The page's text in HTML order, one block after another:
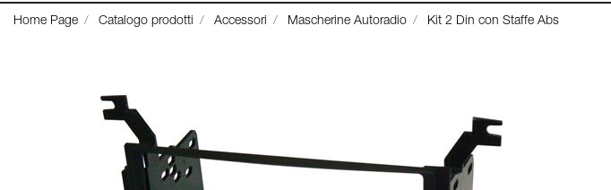
Home Page Catalogo prodotti Accessori Mascherine Autoradio Kit 2 Din con Staffe Abs